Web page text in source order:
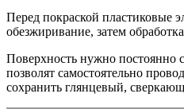
Перед покраской пластиковые
обезжиривание, затем
Поверхность нужно постоянно
позволят самостоятельно
сохранить глянцевый,